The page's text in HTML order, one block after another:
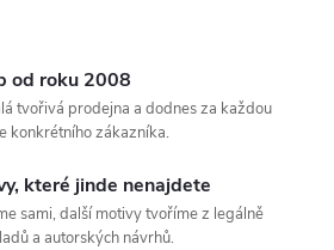
od roku 2008
tvořivá prodejna a dodnes za každou
konkrétního zákazníka.
které jinde nenajdete
sami, další motivy tvoříme z legálně
a autorských návrhů.